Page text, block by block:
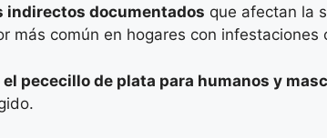
indirectos documentados que afectan la
más común en hogares con infestaciones
pececillo de plata para humanos y